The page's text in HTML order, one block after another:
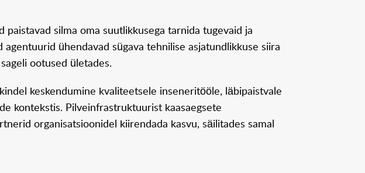
silma oma suutlikkusega tarnida tugevaid ja
ühendavad sügava tehnilise asjatundlikkuse siira
ootused ületades.
keskendumine kvaliteetsele inseneritööle, läbipaistvale
kontekstis. Pilveinfrastruktuurist kaasaegsete
organisatsioonidel kiirendada kasvu, säilitades samal